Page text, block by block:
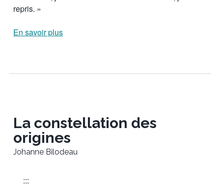
repris. »
En savoir plus
La constellation des
origines
Johanne Bilodeau
:::